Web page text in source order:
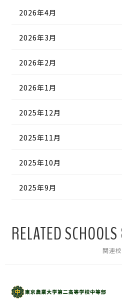
2026年4月
2026年3月
2026年2月
2026年1月
2025年12月
2025年11月
2025年10月
2025年9月
RELATED
関連校